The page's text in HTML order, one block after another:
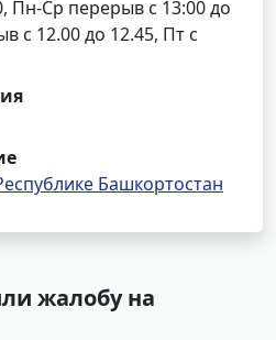
Пн-Ср перерыв с 13:00 до
с 12.00 до 12.45, Пт с
Башкортостан
жалобу на